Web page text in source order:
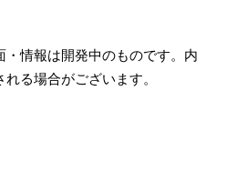
情報は開発中のものです。内
る場合がございます。